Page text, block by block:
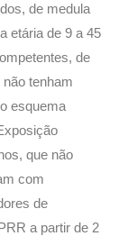
de medula
etária de 9 a 45
de
tenham
esquema
que não
com
de
a partir de 2